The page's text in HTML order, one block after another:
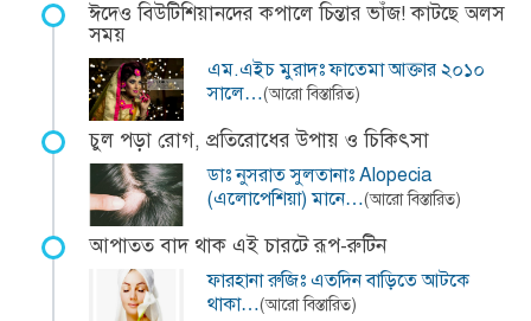
ঈদেও বিউটিশিয়ানদের কপালে চিন্তার ভাঁজ! কাটছে অলস
সময়
এম.এইচ মুরাদঃ ফাতেমা আক্তার ২০১০
সালে…(আরো বিস্তারিত)
চুল পড়া রোগ, প্রতিরোধের উপায় ও চিকিৎসা
ডাঃ নুসরাত সুলতানাঃ Alopecia
(এলোপেশিয়া) মানে…(আরো বিস্তারিত)
আপাতত বাদ থাক এই চারটে রূপ-রুটিন
ফারহানা রুজিঃ এতদিন বাড়িতে আটকে
থাকা…(আরো বিস্তারিত)